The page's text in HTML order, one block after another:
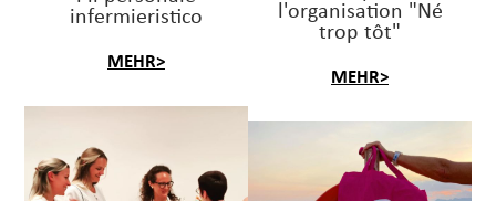
l'organisation "Né
trop tôt"
MEHR>
infermieristico
MEHR>